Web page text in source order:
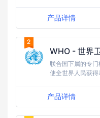
产品详情
WHO - 世界
联合国下属的专
使全世界人民获得
产品详情